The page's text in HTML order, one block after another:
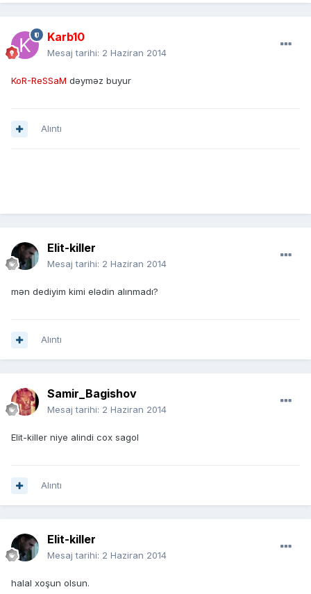
Karb10
Mesaj tarihi: 2 Haziran 2014
KoR-ReSSaM dəyməz buyur
Alıntı
Elit-killer
Mesaj tarihi: 2 Haziran 2014
mən dediyim kimi elədin alınmadı?
Alıntı
Samir_Bagishov
Mesaj tarihi: 2 Haziran 2014
Elit-killer niye alindi cox sagol
Alıntı
Elit-killer
Mesaj tarihi: 2 Haziran 2014
halal xoşun olsun.